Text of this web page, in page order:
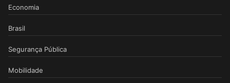
Economia
Brasil
Segurança Pública
Mobilidade